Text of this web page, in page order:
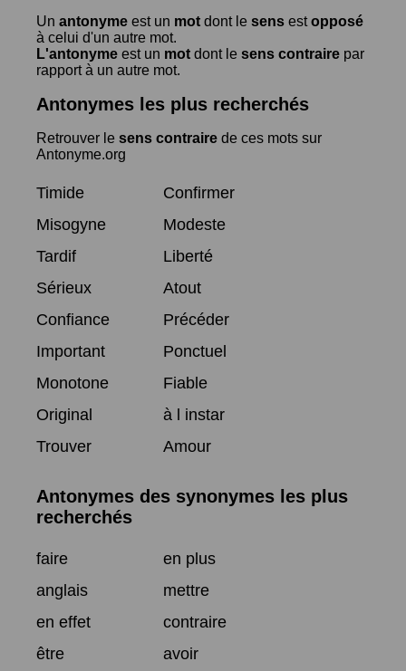
Un antonyme est un mot dont le sens estopposé
à celui d'un autre mot.
L'antonyme est un mot dont le sens contraire par
rapport à un autre mot.
Antonymes les plus recherchés
Retrouver le sens contraire de ces mots sur
Antonyme.org
Timide
Confirmer
Misogyne
Modeste
Tardif
Liberté
Sérieux
Atout
Confiance
Précéder
Important
Ponctuel
Monotone
Fiable
Original
à l instar
Trouver
Amour
Antonymes des synonymes les plus
recherchés
faire
en plus
anglais
mettre
en effet
contraire
être
avoir